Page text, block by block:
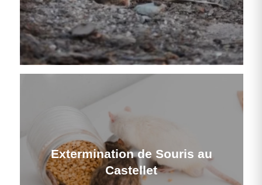
Extermination de Souris au
Castellet